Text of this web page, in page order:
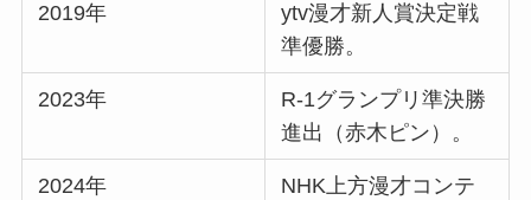
2019年
ytv漫才新人賞決定戦
準優勝。
2023年
R-1グランプリ準決勝
進出（赤木ピン）。
2024年
NHK上方漫才コンテ